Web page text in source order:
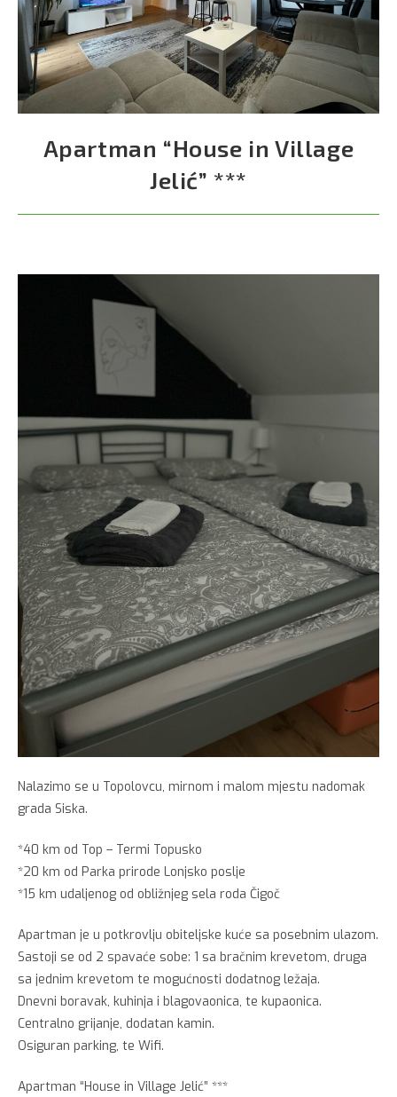
Apartman “House in Village
Jelić” ***
Nalazimo se u Topolovcu, mirnom i malom mjestu nadomak
grada Siska.
*40 km od Top – Termi Topusko
*20 km od Parka prirode Lonjsko poslje
*15 km udaljenog od obližnjeg sela roda Čigoč
Apartman je u potkrovlju obiteljske kuće sa posebnim ulazom.
Sastoji se od 2 spavaće sobe: 1 sa bračnim krevetom, druga
sa jednim krevetom te mogućnosti dodatnog ležaja.
Dnevni boravak, kuhinja i blagovaonica, te kupaonica.
Centralno grijanje, dodatan kamin.
Osiguran parking, te Wifi.
Apartman “House in Village Jelić” ***